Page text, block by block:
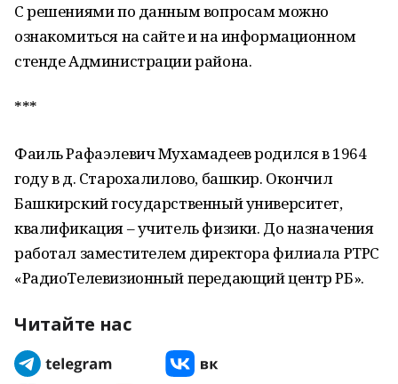
С решениями по данным вопросам можно
ознакомиться на сайте и на информационном
стенде Администрации района.
***
Фаиль Рафаэлевич Мухамадеев родился в 1964
году в д. Старохалилово, башкир. Окончил
Башкирский государственный университет,
квалификация – учитель физики. До назначения
работал заместителем директора филиала РТРС
«РадиоТелевизионный передающий центр РБ».
Читайте нас